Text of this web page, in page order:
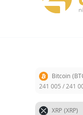
Bitcoin
241 005 /241
XRP (XRP)